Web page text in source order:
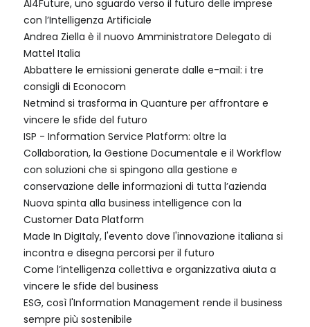
AI4Future, uno sguardo verso il futuro delle imprese
con l’Intelligenza Artificiale
Andrea Ziella è il nuovo Amministratore Delegato di
Mattel Italia
Abbattere le emissioni generate dalle e-mail: i tre
consigli di Econocom
Netmind si trasforma in Quanture per affrontare e
vincere le sfide del futuro
ISP - Information Service Platform: oltre la
Collaboration, la Gestione Documentale e il Workflow
con soluzioni che si spingono alla gestione e
conservazione delle informazioni di tutta l’azienda
Nuova spinta alla business intelligence con la
Customer Data Platform
Made In DigItaly, l'evento dove l'innovazione italiana si
incontra e disegna percorsi per il futuro
Come l’intelligenza collettiva e organizzativa aiuta a
vincere le sfide del business
ESG, così l'Information Management rende il business
sempre più sostenibile